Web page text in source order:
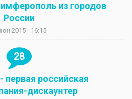
из городов
России
2015 - 16:15
28
первая российская
дискаунтер